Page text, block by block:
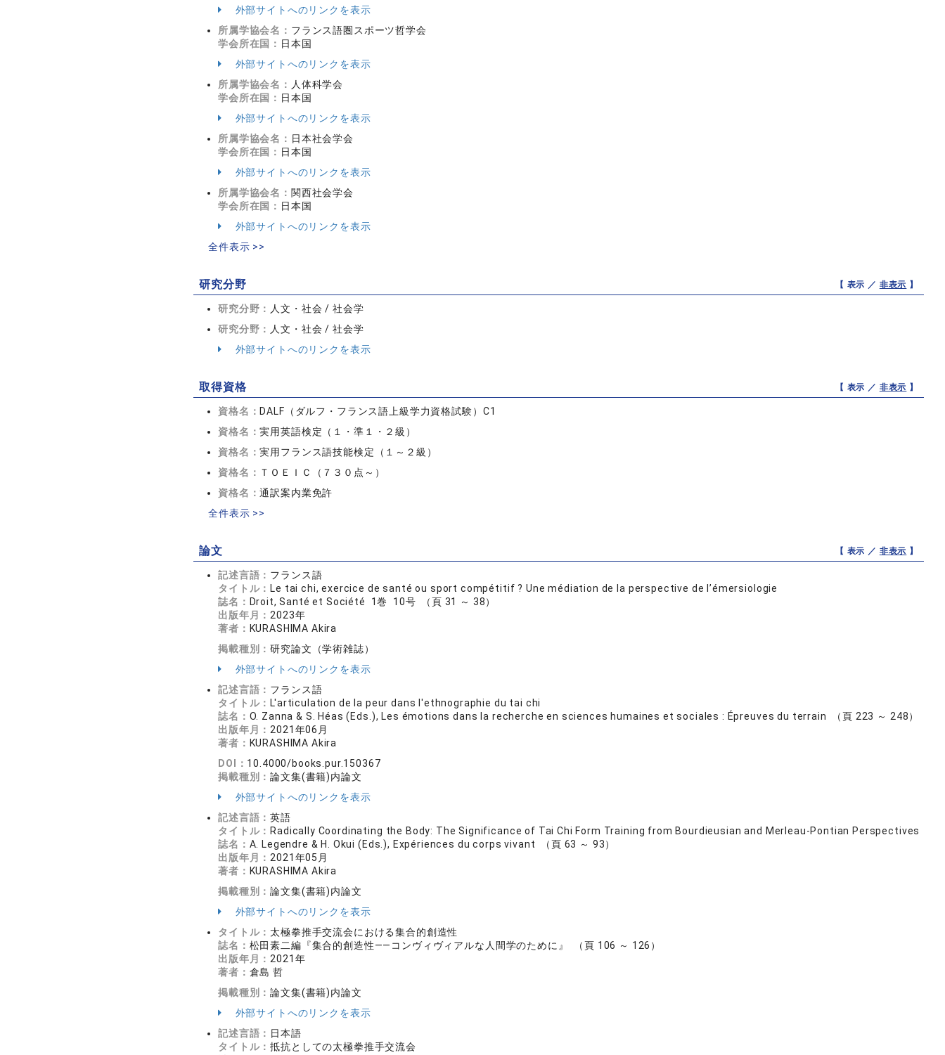
外部サイトへのリンクを表示
所属学協会名： フランス語圏スポーツ哲学会
学会所在国： 日本国
外部サイトへのリンクを表示
所属学協会名： 人体科学会
学会所在国： 日本国
外部サイトへのリンクを表示
所属学協会名： 日本社会学会
学会所在国： 日本国
外部サイトへのリンクを表示
所属学協会名： 関西社会学会
学会所在国： 日本国
外部サイトへのリンクを表示
全件表示 >>
研究分野 【 表示 ／ 非表示 】
研究分野： 人文・社会 / 社会学
研究分野： 人文・社会 / 社会学
外部サイトへのリンクを表示
取得資格 【 表示 ／ 非表示 】
資格名： DALF（ダルフ・フランス語上級学力資格試験）C1
資格名：実用英語検定（１・準１・２級）
資格名：実用フランス語技能検定（１～２級）
資格名： ＴＯＥＩＣ（７３０点～）
資格名：通訳案内業免許
全件表示 >>
論文 【 表示 ／ 非表示 】
記述言語： フランス語
タイトル： Le tai chi, exercice de santé ou sport compétitif ? Une médiation de la perspective de l’émersiologie
誌名： Droit, Santé et Société 1巻 10号 （頁 31 ～ 38）
出版年月： 2023年
著者： KURASHIMA Akira
掲載種別：研究論文（学術雑誌）
外部サイトへのリンクを表示
記述言語： フランス語
タイトル： L'articulation de la peur dans l'ethnographie du tai chi
誌名： O. Zanna & S. Héas (Eds.), Les émotions dans la recherche en sciences humaines et sociales : Épreuves du terrain （頁 223 ～ 248）
出版年月： 2021年06月
著者： KURASHIMA Akira
DOI： 10.4000/books.pur.150367
掲載種別：論文集(書籍)内論文
外部サイトへのリンクを表示
記述言語：英語
タイトル： Radically Coordinating the Body: The Significance of Tai Chi Form Training from Bourdieusian and Merleau-Pontian Perspectives
誌名： A. Legendre & H. Okui (Eds.), Expériences du corps vivant （頁 63 ～ 93）
出版年月： 2021年05月
著者： KURASHIMA Akira
掲載種別：論文集(書籍)内論文
外部サイトへのリンクを表示
タイトル： 太極拳推手交流会における集合的創造性
誌名： 松田素二編『集合的創造性――コンヴィヴィアルな人間学のために』 （頁 106 ～ 126）
出版年月： 2021年
著者： 倉島 哲
掲載種別：論文集(書籍)内論文
外部サイトへのリンクを表示
記述言語： 日本語
タイトル：抵抗としての太極拳推手交流会